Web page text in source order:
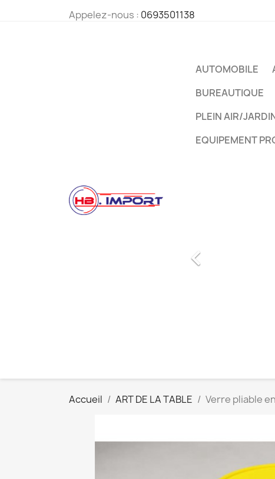
Appelez-nous : 0693501138
AUTOMOBILE
BUREAUTIQUE
PLEIN AIR/
EQUIPEMENT

Accueil ART DE LA TABLE Verre pliable